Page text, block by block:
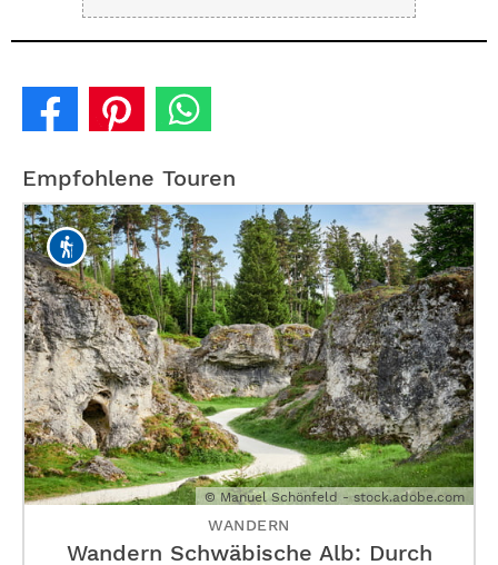
Empfohlene Touren
© Manuel Schönfeld - stock.adobe.com
WANDERN
Wandern Schwäbische Alb: Durch